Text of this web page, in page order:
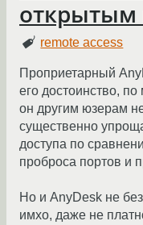
открытым
remote access
Проприетарный
его достоинство,
он другим юзерам
существенно
доступа по
проброса портов и
Но и AnyDesk не
имхо, даже не